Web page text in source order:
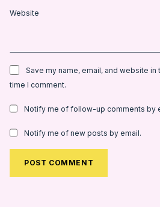
Website
Save my name, email, and website
time I comment.
Notify me of follow-up comments by
Notify me of new posts by email.